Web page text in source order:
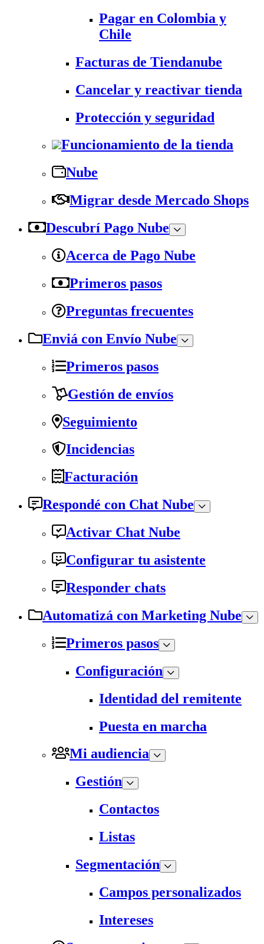
Pagar en Colombia y
Chile
Facturas de Tiendanube
Cancelar y reactivar tienda
Protección y seguridad
Funcionamiento de la tienda
Nube
Migrar desde Mercado Shops
Descubrí Pago Nube
Acerca de Pago Nube
Primeros pasos
Preguntas frecuentes
Enviá con Envío Nube
Primeros pasos
Gestión de envíos
Seguimiento
Incidencias
Facturación
Respondé con Chat Nube
Activar Chat Nube
Configurar tu asistente
Responder chats
Automatizá con Marketing Nube
Primeros pasos
Configuración
Identidad del remitente
Puesta en marcha
Mi audiencia
Gestión
Contactos
Listas
Segmentación
Campos personalizados
Intereses